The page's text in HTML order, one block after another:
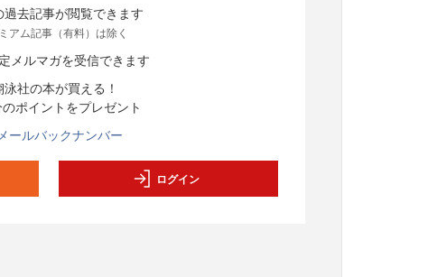
過去記事が閲覧できます
アム記事（有料）は除く
メルマガを受信できます
泳社の本が買える！
ポイントをプレゼント
ールバックナンバー
ログイン